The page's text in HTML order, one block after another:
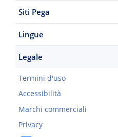
Siti Pega
Lingue
Legale
Termini d'uso
Accessibilità
Marchi commerciali
Privacy